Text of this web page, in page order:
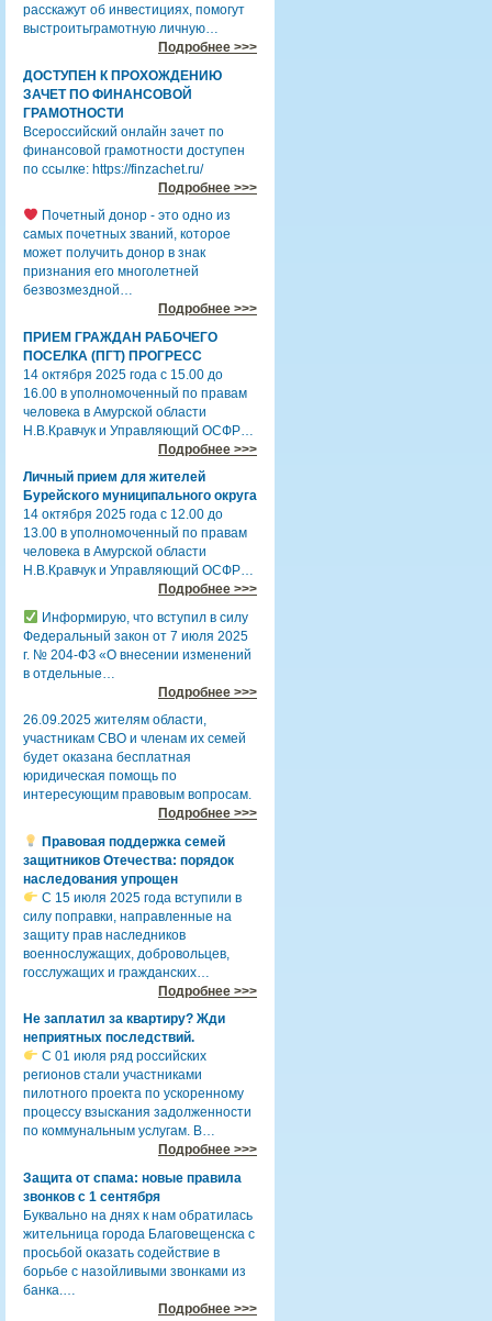
расскажут об инвестициях, помогут
выстроитьграмотную личную…
Подробнее >>>
ДОСТУПЕН К ПРОХОЖДЕНИЮ
ЗАЧЕТ ПО ФИНАНСОВОЙ
ГРАМОТНОСТИ
Всероссийский онлайн зачет по
финансовой грамотности доступен
по ссылке: https://finzachet.ru/
Подробнее >>>
Почетный донор - это одно из
самых почетных званий, которое
может получить донор в знак
признания его многолетней
безвозмездной…
Подробнее >>>
ПРИЕМ ГРАЖДАН РАБОЧЕГО
ПОСЕЛКА (ПГТ) ПРОГРЕСС
14 октября 2025 года с 15.00 до
16.00 в уполномоченный по правам
человека в Амурской области
Н.В.Кравчук и Управляющий ОСФР…
Подробнее >>>
Личный прием для жителей
Бурейского муниципального округа
14 октября 2025 года с 12.00 до
13.00 в уполномоченный по правам
человека в Амурской области
Н.В.Кравчук и Управляющий ОСФР…
Подробнее >>>
Информирую, что вступил в силу
Федеральный закон от 7 июля 2025
г. № 204-ФЗ «О внесении изменений
в отдельные…
Подробнее >>>
26.09.2025 жителям области,
участникам СВО и членам их семей
будет оказана бесплатная
юридическая помощь по
интересующим правовым вопросам.
Подробнее >>>
Правовая поддержка семей
защитников Отечества: порядок
наследования упрощен
С 15 июля 2025 года вступили в
силу поправки, направленные на
защиту прав наследников
военнослужащих, добровольцев,
госслужащих и гражданских…
Подробнее >>>
Не заплатил за квартиру? Жди
неприятных последствий.
С 01 июля ряд российских
регионов стали участниками
пилотного проекта по ускоренному
процессу взыскания задолженности
по коммунальным услугам. В…
Подробнее >>>
Защита от спама: новые правила
звонков с 1 сентября
Буквально на днях к нам обратилась
жительница города Благовещенска с
просьбой оказать содействие в
борьбе с назойливыми звонками из
банка.…
Подробнее >>>